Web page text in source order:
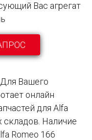
Вас агрегат
Вашего
онлайн
для Alfa
складов. Наличие
Romeo 166